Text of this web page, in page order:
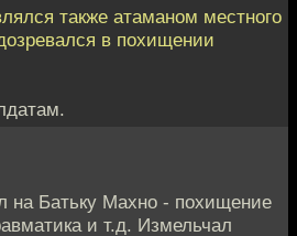
также атаманом местного
в похищении
на Батьку Махно - похищение
и т.д. Измельчал